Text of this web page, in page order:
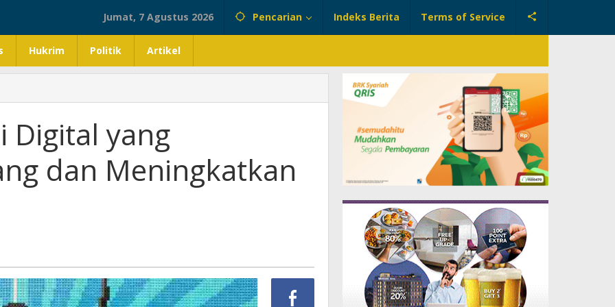
Jumat, 7 Agustus 2026 Pencarian Indeks Berita Terms of Service
Hukrim Politik Artikel
Digital yang
dan Meningkatkan